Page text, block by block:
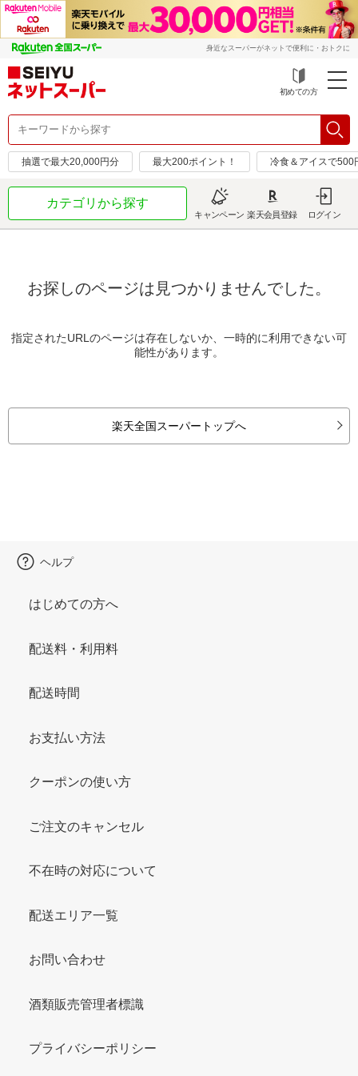
身近なスーパーがネットで便利に・おトクに
初めての方
抽選で最大20,000円分 最大200ポイント！ 冷食＆アイスで500
カテゴリから探す
キャンペーン 楽天会員登録 ログイン
お探しのページは見つかりませんでした。
指定されたURLのページは存在しないか、一時的に利用できない可
能性があります。
楽天全国スーパートップへ
ヘルプ
はじめての方へ
配送料・利用料
配送時間
お支払い方法
クーポンの使い方
ご注文のキャンセル
不在時の対応について
配送エリア一覧
お問い合わせ
酒類販売管理者標識
プライバシーポリシー